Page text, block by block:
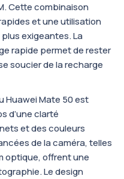
Cette combinaison
et une utilisation
exigeantes. La
rapide permet de rester
soucier de la recharge
Huawei Mate 50 est
d’une clarté
et des couleurs
de la caméra, telles
optique, offrent une
Le design